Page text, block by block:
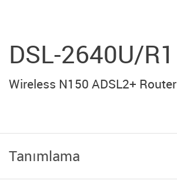
DSL-2640U/R1
Wireless N150 ADSL2+ Router
Tanımlama